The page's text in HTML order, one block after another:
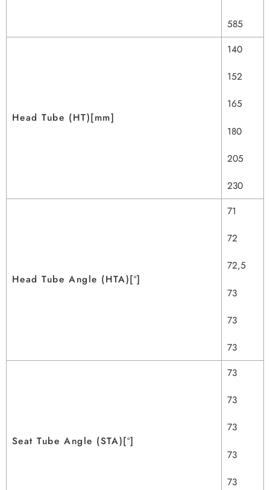
585
Head Tube (HT)[mm]
140
152
165
180
205
230
Head Tube Angle (HTA)[º]
71
72
72,5
73
73
73
Seat Tube Angle (STA)[º]
73
73
73
73
73